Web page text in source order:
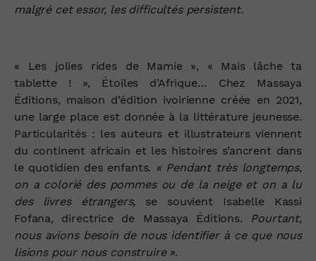
malgré cet essor, les difficultés persistent.
« Les jolies rides de Mamie », « Mais lâche ta
tablette ! », Étoiles d’Afrique… Chez Massaya
Éditions, maison d’édition ivoirienne créée en 2021,
une large place est donnée à la littérature jeunesse.
Particularités : les auteurs et illustrateurs viennent
du continent africain et les histoires s’ancrent dans
le quotidien des enfants. « Pendant très longtemps,
on a colorié des pommes ou de la neige et on a lu
des livres étrangers, se souvient Isabelle Kassi
Fofana, directrice de Massaya Éditions. Pourtant,
nous avions besoin de nous identifier à ce que nous
lisions pour nous construire ».